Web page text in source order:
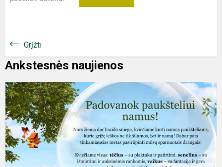
Grįžti
Ankstesnės naujienos